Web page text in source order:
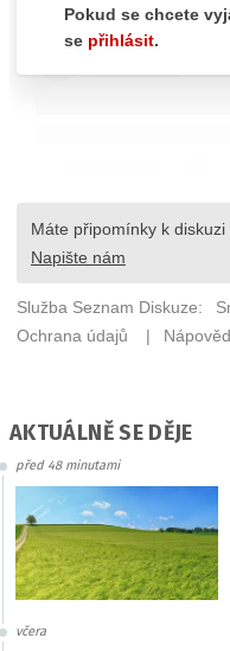
AKTUÁLNĚ SE DĚJE
před 48 minutami
včera